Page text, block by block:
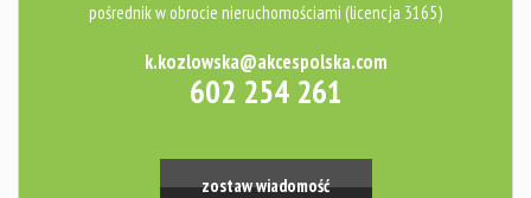
pośrednik w obrocie nieruchomościami (licencja 3165)
k.kozlowska@akcespolska.com
602 254 261
zostaw wiadomość